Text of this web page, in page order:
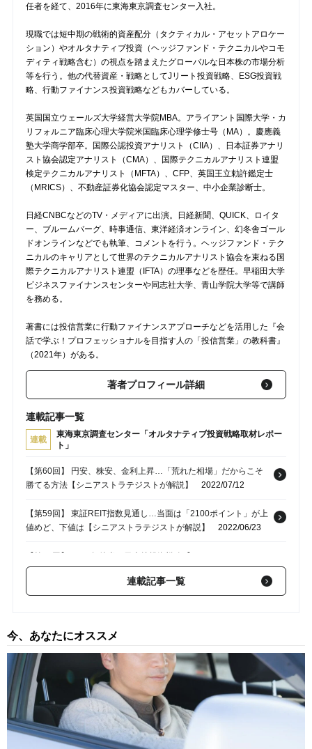
任者を経て、2016年に東海東京調査センター入社。
現職では短中期の戦術的資産配分（タクティカル・アセットアロケー
ション）やオルタナティブ投資（ヘッジファンド・テクニカルやコモ
ディティ戦略含む）の視点を踏まえたグローバルな日本株の市場分析
等を行う。他の代替資産・戦略としてJリート投資戦略、ESG投資戦
略、行動ファイナンス投資戦略などもカバーしている。
英国国立ウェールズ大学経営大学院MBA。アライアント国際大学・カ
リフォルニア臨床心理大学院米国臨床心理学修士号（MA）。慶應義
塾大学商学部卒。国際公認投資アナリスト（CIIA）、日本証券アナリ
スト協会認定アナリスト（CMA）、国際テクニカルアナリスト連盟
検定テクニカルアナリスト（MFTA）、CFP、英国王立勅許鑑定士
（MRICS）、不動産証券化協会認定マスター、中小企業診断士。
日経CNBCなどのTV・メディアに出演。日経新聞、QUICK、ロイタ
ー、ブルームバーグ、時事通信、東洋経済オンライン、幻冬舎ゴール
ドオンラインなどでも執筆、コメントを行う。ヘッジファンド・テク
ニカルのキャリアとして世界のテクニカルアナリスト協会を束ねる国
際テクニカルアナリスト連盟（IFTA）の理事などを歴任。早稲田大学
ビジネスファイナンスセンターや同志社大学、青山学院大学等で講師
を務める。
著書には投信営業に行動ファイナンスアプローチなどを活用した『会
話で学ぶ！プロフェッショナルを目指す人の「投信営業」の教科書』
（2021年）がある。
著者プロフィール詳細
連載記事一覧
連載
東海東京調査センター「オルタナティブ投資戦略取材レポー
ト」
【第60回】 円安、株安、金利上昇…「荒れた相場」だからこそ
勝てる方法【シニアストラテジストが解説】
2022/07/12
【第59回】 東証REIT指数見通し…当面は「2100ポイント」が上
値めど、下値は【シニアストラテジストが解説】
2022/06/23
【第58回】 2022年後半の日本株投資戦略【シニアストラテジス
トが解説】2022/06/11
【第57回】 4～5月のリート動向…ホテル特化型リートが引き続
【第56回】 シニアストラテジストが「相場調整時のESG投資戦
略」を解説2022/05/18
連載記事一覧
今、あなたにオススメ